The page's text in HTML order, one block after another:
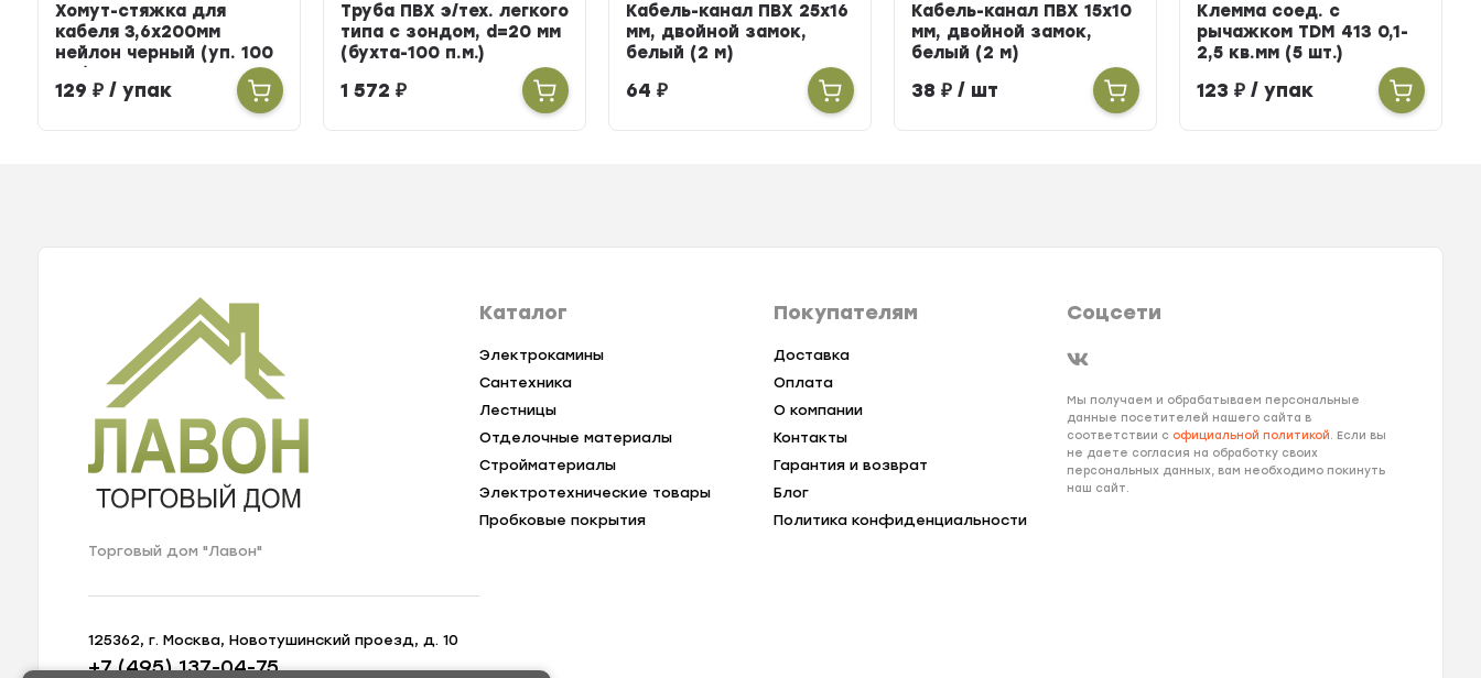
Хомут-стяжка для
кабеля 3,6х200мм
нейлон черный (уп. 100
шт.)
129₽ / упак
Труба ПВХ э/тех. легкого
типа с зондом, d=20 мм
(бухта-100 п.м.)
1 572₽
Кабель-канал ПВХ 25х16
мм, двойной замок,
белый (2 м)
64₽
Кабель-канал ПВХ 15х10
мм, двойной замок,
белый (2 м)
38₽ / шт
Клемма соед. с
рычажком TDM 413 0,1-
2,5 кв.мм (5 шт.)
123₽ / упак
Торговый дом "Лавон"
125362, г. Москва, Новотушинский проезд, д. 10
+7 (495) 137-04-75
Каталог
Электрокамины
Сантехника
Лестницы
Отделочные материалы
Стройматериалы
Электротехнические товары
Пробковые покрытия
Покупателям
Доставка
Оплата
О компании
Контакты
Гарантия и возврат
Блог
Политика конфиденциальности
Соцсети
Мы получаем и обрабатываем персональные
данные посетителей нашего сайта в
соответствии с официальной политикой. Если вы
не даете согласия на обработку своих
персональных данных, вам необходимо покинуть
наш сайт.